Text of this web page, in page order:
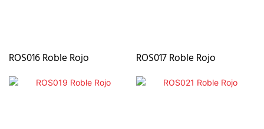
ROS016 Roble Rojo ROS017 Roble Rojo